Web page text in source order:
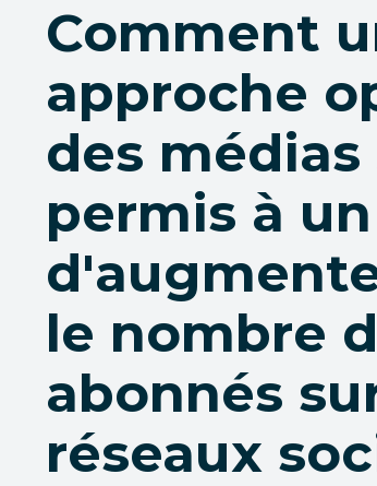
Comment
approche
des médias
permis à
le nombre
abonnés
réseaux